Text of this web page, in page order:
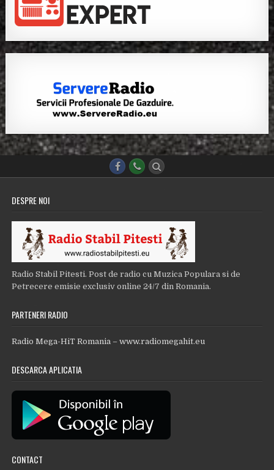
DESPRE NOI
Radio Stabil Pitesti. Post de radio cu Muzica Populara si de
Petrecere emisie exclusiv online 24/7 din Romania.
PARTENERI RADIO
Radio Mega-HiT Romania – www.radiomegahit.eu
DESCARCA APLICATIA
CONTACT